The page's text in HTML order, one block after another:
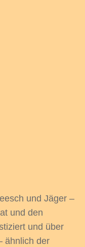
und Jäger –
und den
und über
ähnlich der